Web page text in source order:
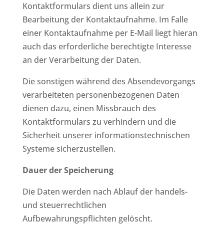
Kontaktformulars dient uns allein zur
Bearbeitung der Kontaktaufnahme. Im Falle
einer Kontaktaufnahme per E-Mail liegt hieran
auch das erforderliche berechtigte Interesse
an der Verarbeitung der Daten.
Die sonstigen während des Absendevorgangs
verarbeiteten personenbezogenen Daten
dienen dazu, einen Missbrauch des
Kontaktformulars zu verhindern und die
Sicherheit unserer informationstechnischen
Systeme sicherzustellen.
Dauer der Speicherung
Die Daten werden nach Ablauf der handels-
und steuerrechtlichen
Aufbewahrungspflichten gelöscht.